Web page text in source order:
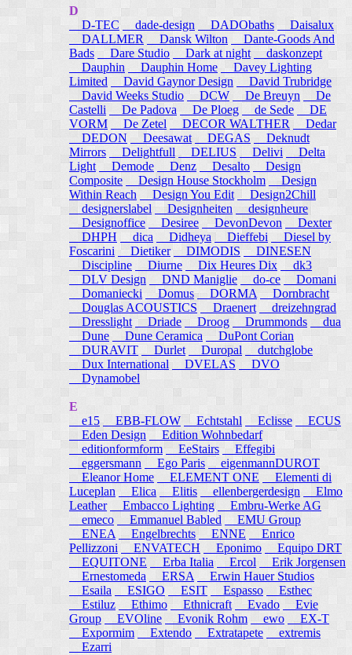
D
D-TEC
dade-design DADObaths
Daisalux
DALLMER
Dansk Wilton
Dante-Goods And
Bads
Dare Studio Dark at night
daskonzept
Dauphin
Dauphin Home
Davey Lighting
Limited
David Gaynor Design
David Trubridge
David Weeks Studio
DCW De Breuyn
De
Castelli
De Padova De Ploeg de Sede
DE
VORM
De Zetel DECOR WALTHER
Dedar
DEDON
Deesawat DEGAS
Deknudt
Mirrors
Delightfull DELIUS Delivi
Delta
Light
Demode Denz Desalto
Design
Composite
Design House Stockholm
Design
Within Reach
Design You Edit
Design2Chill
designerslabel
Designheiten
designheure
Designoffice
Desiree DevonDevon
Dexter
DHPH
dica Didheya Dieffebi
Diesel by
Foscarini
Dietiker DIMODIS
DINESEN
Discipline
Diurne Dix Heures Dix
dk3
DLV Design
DND Maniglie do-ce
Domani
Domaniecki
Domus DORMA
Dornbracht
Douglas ACOUSTICS
Draenert
dreizehngrad
Dresslight Driade Droog Drummonds
dua
Dune
Dune Ceramica
DuPont Corian
DURAVIT
Durlet Duropal
dutchglobe
Dux International
DVELAS
DVO
Dynamobel
E
e15 EBB-FLOW Echtstahl Eclisse
ECUS
Eden Design
Edition Wohnbedarf
editionformform
EeStairs
Effegibi
eggersmann
Ego Paris
eigenmannDUROT
Eleanor Home
ELEMENT ONE
Elementi di
Luceplan
Elica Elitis ellenbergerdesign
Elmo
Leather
Embacco Lighting
Embru-Werke AG
emeco
Emmanuel Babled
EMU Group
ENEA
Engelbrechts ENNE
Enrico
Pellizzoni ENVATECH Eponimo
Equipo DRT
EQUITONE
Erba Italia Ercol
Erik Jorgensen
Ernestomeda
ERSA
Erwin Hauer Studios
Esaila
ESIGO ESIT Espasso
Esthec
Estiluz
Ethimo Ethnicraft Evado
Evie
Group
EVOline Evonik Rohm ewo
EX-T
Expormim
Extendo Extratapete
extremis
Ezarri